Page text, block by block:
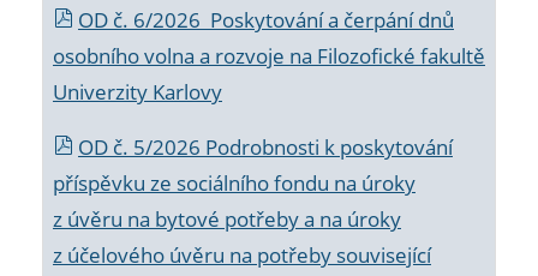
OD č. 6/2026 Poskytování a čerpání dnů
osobního volna a rozvoje na Filozofické fakultě
Univerzity Karlovy
OD č. 5/2026 Podrobnosti k poskytování
příspěvku ze sociálního fondu na úroky
z úvěru na bytové potřeby a na úroky
z účelového úvěru na potřeby související